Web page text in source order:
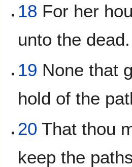
18 For her
unto the dead.
19 None that
hold of the
20 That thou
keep the